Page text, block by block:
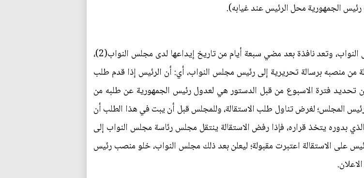
لرئيس الجمهورية تقديم استقالته تحريرياً إلى رئيس مجلس النواب، وتعد نافذة بعد مضي سبعة أيام من تاريخ إيداعها لدى مجلس النواب(2)،
منصبه برسالة تحريرية إلى رئيس مجلس النواب، أي: أن الرئيس إذا قدم طلب
وأن تحديد فترة الاسبوع من قبل الدستور هي لعدول رئيس الجمهورية عن طلبه من
المجلس؛ لغرض تناول طلب الاستقالة، وللمجلس قبل أن يبت في هذا الطلب أن
بدوره يتخذ قراره، فإذا رفض الاستقالة ينتقل مجلس رئاسة مجلس النواب إلى
على الاستقالة اعتبرت مقبولة؛ ليعلن بعد ذلك مجلس النواب، خلو منصب رئيس